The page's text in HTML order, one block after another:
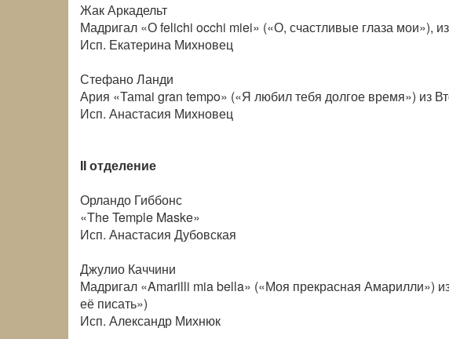
Жак Аркадельт
Мадригал «О felichi occhi miei» («О, счастливые глаза мои»),
Исп. Екатерина Михновец
Стефано Ланди
Ария «Таmai gran tempo» («Я любил тебя долгое время») из
Исп. Анастасия Михновец
II отделение
Орландо Гиббонс
«The Temple Maske»
Исп. Анастасия Дубовская
Джулио Каччини
Мадригал «Amarilli mia bella» («Моя прекрасная Амарилли»)
её писать»)
Исп. Александр Михнюк